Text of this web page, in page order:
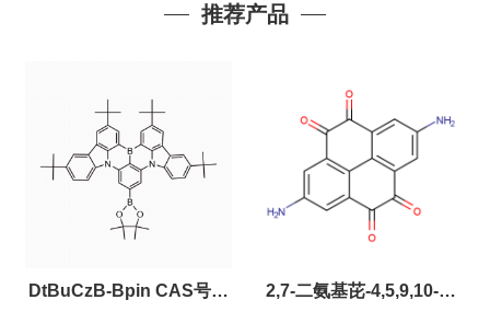
推荐产品
DtBuCzB-Bpin CAS号： 2,7-二氨基芘-4,5,9,10-四